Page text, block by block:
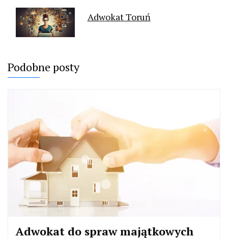
Adwokat Toruń
Podobne posty
Adwokat do spraw majątkowych